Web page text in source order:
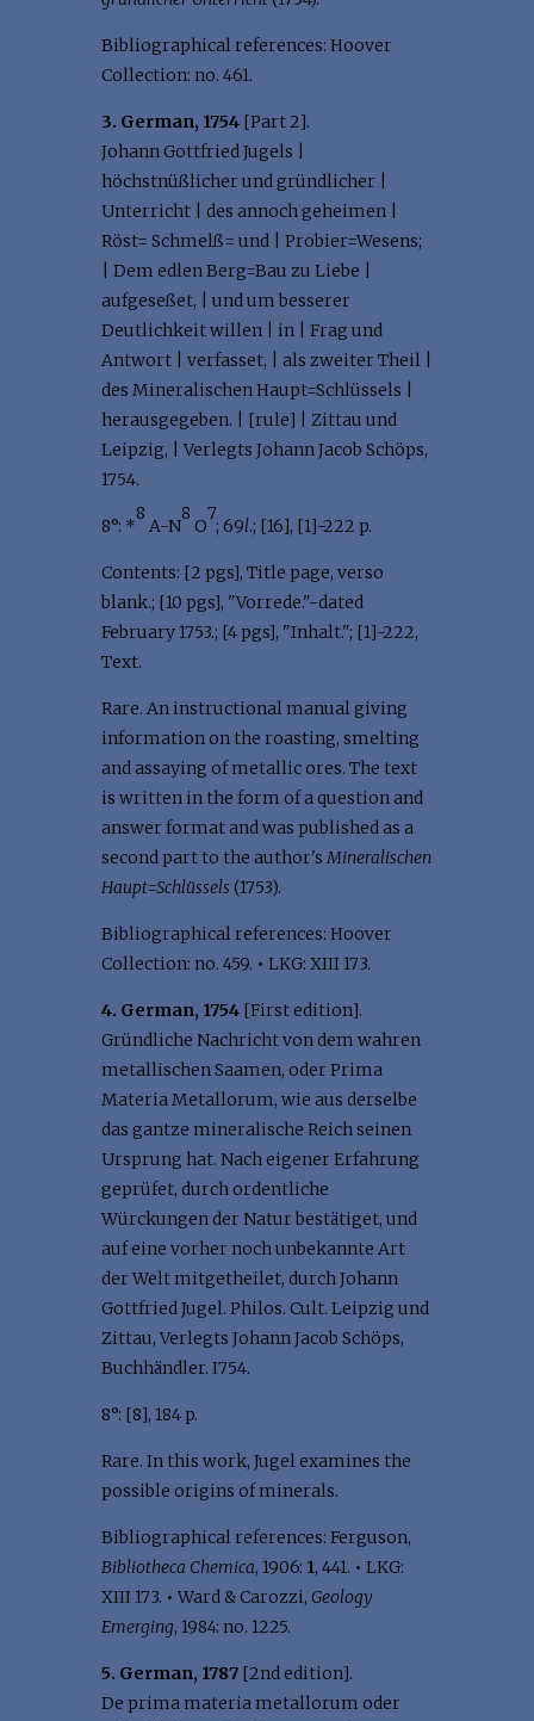
Bibliographical references: Hoover
Collection: no. 461.
3. German, 1754[Part 2].
Johann Gottfried Jugels |
höchstnüßlicher und gründlicher |
Unterricht | des annoch geheimen |
Röst= Schmelß= und | Probier=Wesens;
| Dem edlen Berg=Bau zu Liebe |
aufgeseßet, | und um besserer
Deutlichkeit willen | in | Frag und
Antwort | verfasset, | als zweiter Theil |
des Mineralischen Haupt=Schlüssels |
herausgegeben. | [rule] | Zittau und
Leipzig, | Verlegts Johann Jacob Schöps,
1754.
8°: *
8
A-N
8
O
7
; 69l.; [16], [1]-222 p.
Contents: [2 pgs], Title page, verso
blank.; [10 pgs], "Vorrede."-dated
February 1753.; [4 pgs], "Inhalt."; [1]-222,
Text.
Rare. An instructional manual giving
information on the roasting, smelting
and assaying of metallic ores. The text
is written in the form of a question and
answer format and was published as a
second part to the author'sMineralischen
Haupt=Schlüssels(1753).
Bibliographical references: Hoover
Collection: no. 459. • LKG: XIII 173.
4. German, 1754[First edition].
Gründliche Nachricht von dem wahren
metallischen Saamen, oder Prima
Materia Metallorum, wie aus derselbe
das gantze mineralische Reich seinen
Ursprung hat. Nach eigener Erfahrung
geprüfet, durch ordentliche
Würckungen der Natur bestätiget, und
auf eine vorher noch unbekannte Art
der Welt mitgetheilet, durch Johann
Gottfried Jugel. Philos. Cult. Leipzig und
Zittau, Verlegts Johann Jacob Schöps,
Buchhändler. I754.
8°: [8], 184 p.
Rare. In this work, Jugel examines the
possible origins of minerals.
Bibliographical references: Ferguson,
Bibliotheca Chemica, 1906: 1, 441. • LKG:
XIII 173. • Ward & Carozzi, Geology
Emerging, 1984: no. 1225.
5. German, 1787[2nd edition].
De prima materia metallorum oder